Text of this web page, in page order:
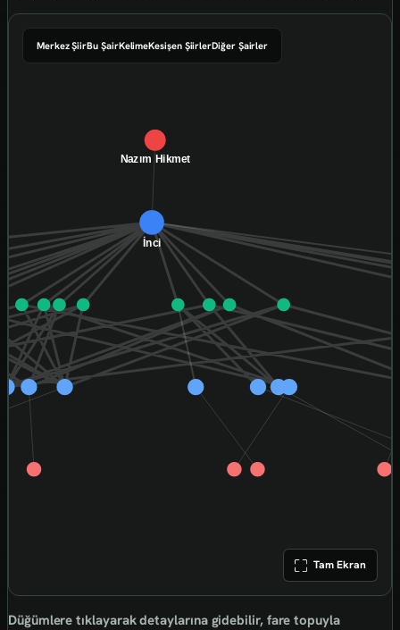
Tam Ekran
Merkez ŞiirBu ŞairKelimeKesişen ŞiirlerDiğer Şairler
Düğümlere tıklayarak detaylarına gidebilir, fare topuyla